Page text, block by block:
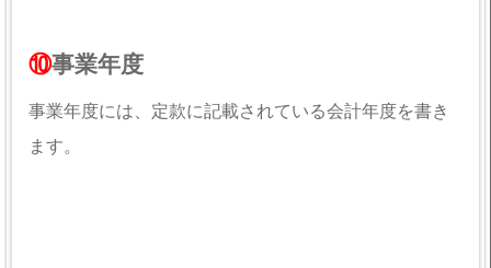
⑩事業年度
事業年度には、定款に記載されている会計年度を書き
ます。